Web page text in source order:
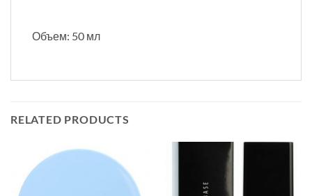
Объем: 50 мл
RELATED PRODUCTS